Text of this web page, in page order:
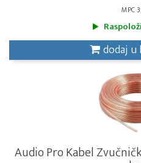
MPC
dodaj u
Audio Pro Kabel